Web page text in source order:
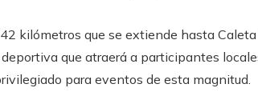
kilómetros que se extiende hasta
que atraerá a participantes
para eventos de esta magnitud.